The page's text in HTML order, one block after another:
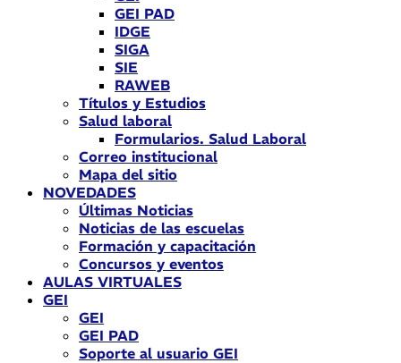
GEI PAD
IDGE
SIGA
SIE
RAWEB
Títulos y Estudios
Salud laboral
Formularios. Salud Laboral
Correo institucional
Mapa del sitio
NOVEDADES
Últimas Noticias
Noticias de las escuelas
Formación y capacitación
Concursos y eventos
AULAS VIRTUALES
GEI
GEI
GEI PAD
Soporte al usuario GEI